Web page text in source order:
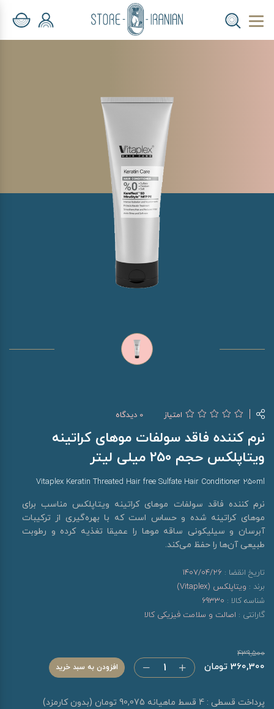
امتیاز 0 دیدگاه
نرم کننده فاقد سولفات موهای کراتینه
ویتاپلکس حجم 250 میلی لیتر
Vitaplex Keratin Threated Hair free Sulfate Hair Conditioner 250ml
نرم کننده فاقد سولفات موهای کراتینه ویتاپلکس مناسب برای
موهای کراتینه شده و حساس است که با بهره‌گیری از ترکیبات
آبرسان و سیلیکونی ساقه موها را عمیقا تغذیه کرده و رطوبت
طبیعی آن‌ها را حفظ می‌کند.
تاریخ انقضا : 1407/04/26
برند : ویتاپلکس (Vitaplex)
شناسه کالا : 69330
گارانتی : اصالت و سلامت فیزیکی کالا
360,300 تومان
439,500
افزودن به سبد خرید
پرداخت قسطی : 4 قسط ماهیانه 90,075 تومان (بدون کارمزد)